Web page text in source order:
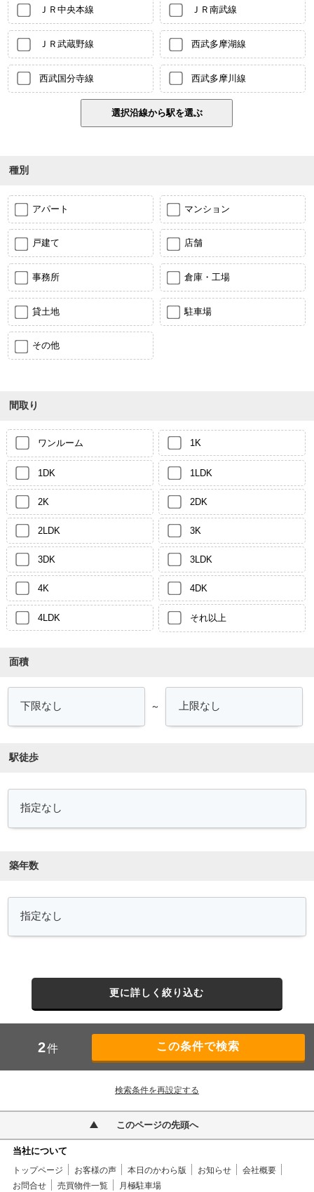
ＪＲ中央本線 ＪＲ南武線
ＪＲ武蔵野線 西武多摩湖線
西武国分寺線 西武多摩川線
種別
アパート マンション
戸建て 店舗
事務所 倉庫・工場
貸土地 駐車場
その他
間取り
ワンルーム 1K
1DK 1LDK
2K 2DK
2LDK 3K
3DK 3LDK
4K 4DK
4LDK それ以上
面積
～
駅徒歩
築年数
更に詳しく絞り込む
2件
検索条件を再設定する
このページの先頭へ
当社について
トップページ お客様の声 本日のかわら版 お知らせ
会社概要
お問合せ
売買物件一覧 月極駐車場